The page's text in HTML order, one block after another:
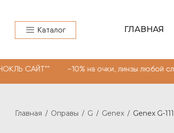
Каталог ГЛАВНАЯ
на очки, линзы любой
Главная / Оправы / G / Genex / Genex G-